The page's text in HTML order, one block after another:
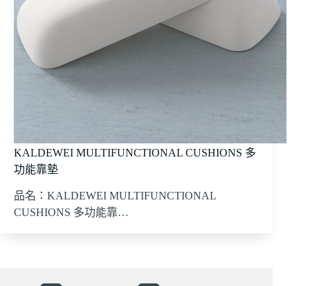
KALDEWEI MULTIFUNCTIONAL CUSHIONS 多
功能靠墊
品名：KALDEWEI MULTIFUNCTIONAL
CUSHIONS 多功能靠…